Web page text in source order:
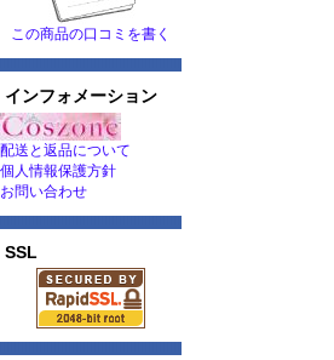
この商品の口コミを書く
インフォメーション
配送と返品について
個人情報保護方針
お問い合わせ
SSL